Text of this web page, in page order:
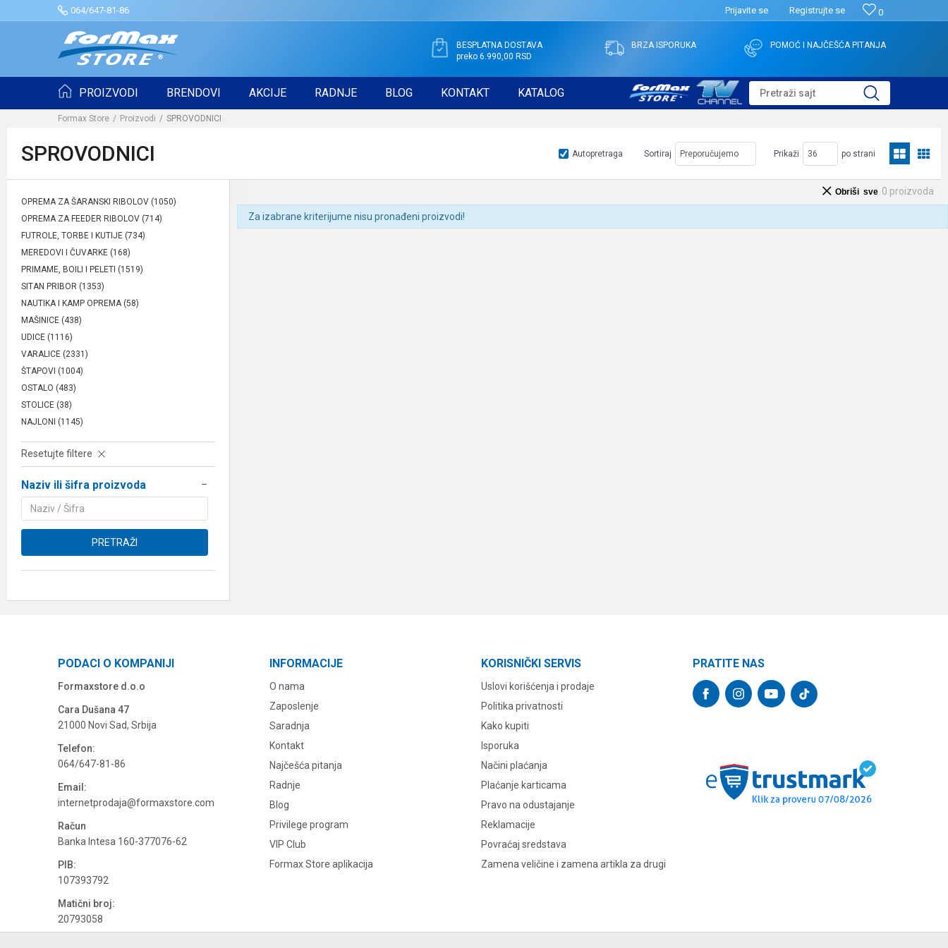
064/647-81-86 0
Prijavite se Registrujte se
BESPLATNA DOSTAVA
preko 6.990,00 RSD
BRZA ISPORUKA POMOĆ I NAJČEŠĆA PITANJA
PROIZVODI BRENDOVI AKCIJE RADNJE BLOG KONTAKT KATALOG Pretraži sajt
Formax Store Proizvodi SPROVODNICI
SPROVODNICI Autopretraga Sortiraj Prikaži po strani
OPREMA ZA ŠARANSKI RIBOLOV (1050)
OPREMA ZA FEEDER RIBOLOV (714)
FUTROLE, TORBE I KUTIJE (734)
MEREDOVI I ČUVARKE (168)
PRIMAME, BOILI I PELETI (1519)
SITAN PRIBOR (1353)
NAUTIKA I KAMP OPREMA (58)
MAŠINICE (438)
UDICE (1116)
VARALICE (2331)
ŠTAPOVI (1004)
OSTALO (483)
STOLICE (38)
NAJLONI (1145)
Resetujte filtere
Naziv ili šifra proizvoda
PRETRAŽI
0 proizvoda
Obriši sve
Za izabrane kriterijume nisu pronađeni proizvodi!
PODACI O KOMPANIJI
Formaxstore d.o.o
Cara Dušana 47
21000 Novi Sad, Srbija
Telefon:
064/647-81-86
Email:
internetprodaja@formaxstore.com
Račun
Banka Intesa 160-377076-62
PIB:
107393792
Matični broj:
20793058
INFORMACIJE
O nama
Zaposlenje
Saradnja
Kontakt
Najčešća pitanja
Radnje
Blog
Privilege program
VIP Club
Formax Store aplikacija
KORISNIČKI SERVIS
Uslovi korišćenja i prodaje
Politika privatnosti
Kako kupiti
Isporuka
Načini plaćanja
Plaćanje karticama
Pravo na odustajanje
Reklamacije
Povraćaj sredstava
Zamena veličine i zamena artikla za drugi
PRATITE NAS